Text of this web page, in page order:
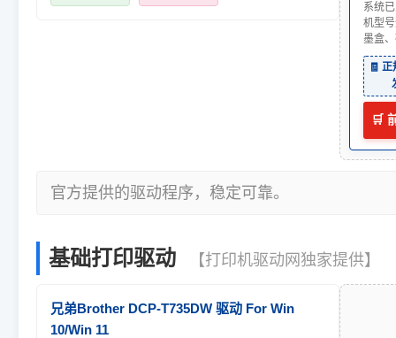
系统
机型
墨盒
🧾
🛒
官方提供的驱动程序，稳定可靠。
基础打印驱动 【打印机驱动网独家提供】
兄弟Brother DCP-T735DW 驱动 For Win
10/Win 11